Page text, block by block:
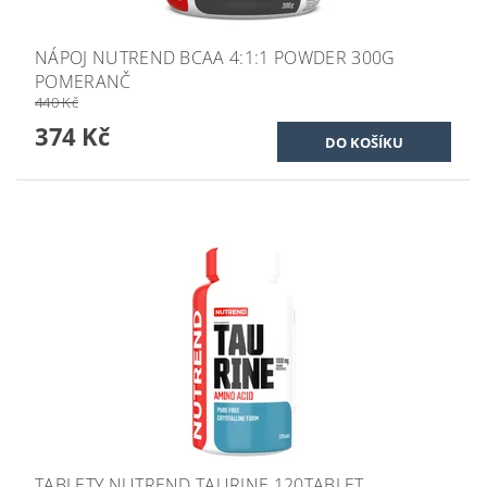
NÁPOJ NUTREND BCAA 4:1:1 POWDER 300G
POMERANČ
440 Kč
374 Kč